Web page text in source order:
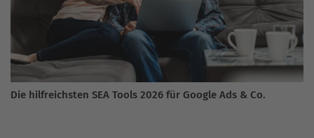
Die hilfreichsten SEA Tools 2026 für Google Ads & Co.